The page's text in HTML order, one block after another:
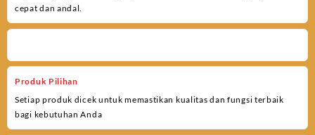
cepat dan andal.
Produk Pilihan
Setiap produk dicek untuk memastikan kualitas dan fungsi terbaik
bagi kebutuhan Anda